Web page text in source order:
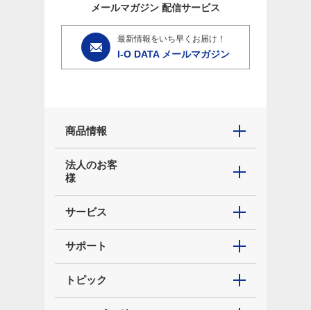
メールマガジン 配信サービス
最新情報をいち早くお届け！
I-O DATA メールマガジン
商品情報
法人のお客
様
サービス
サポート
トピック